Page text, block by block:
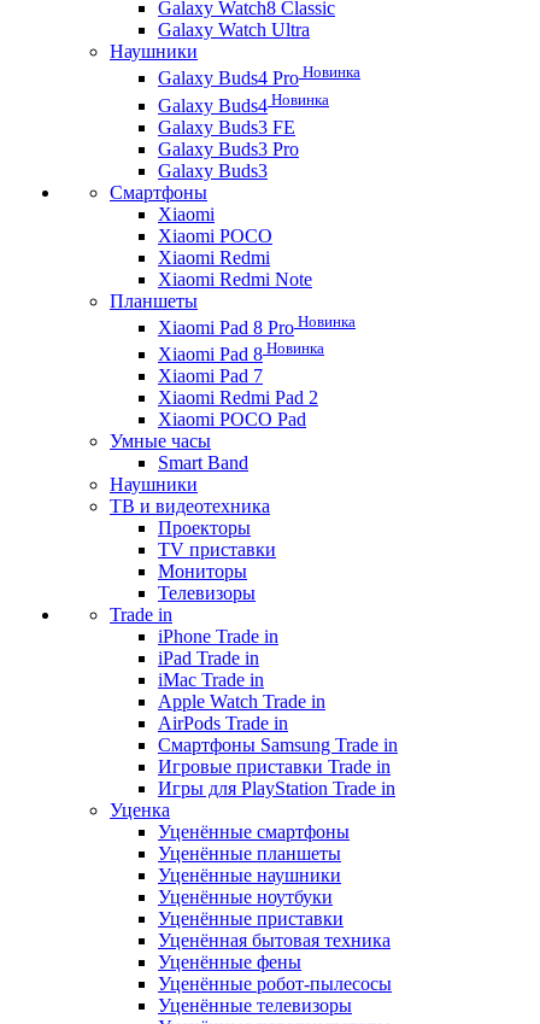
Galaxy Watch8 Classic
Galaxy Watch Ultra
Наушники
Galaxy Buds4 Pro Новинка
Galaxy Buds4 Новинка
Galaxy Buds3 FE
Galaxy Buds3 Pro
Galaxy Buds3
Смартфоны
Xiaomi
Xiaomi POCO
Xiaomi Redmi
Xiaomi Redmi Note
Планшеты
Xiaomi Pad 8 Pro Новинка
Xiaomi Pad 8 Новинка
Xiaomi Pad 7
Xiaomi Redmi Pad 2
Xiaomi POCO Pad
Умные часы
Smart Band
Наушники
ТВ и видеотехника
Проекторы
TV приставки
Мониторы
Телевизоры
Trade in
iPhone Trade in
iPad Trade in
iMac Trade in
Apple Watch Trade in
AirPods Trade in
Смартфоны Samsung Trade in
Игровые приставки Trade in
Игры для PlayStation Trade in
Уценка
Уценённые смартфоны
Уценённые планшеты
Уценённые наушники
Уценённые ноутбуки
Уценённые приставки
Уценённая бытовая техника
Уценённые фены
Уценённые робот-пылесосы
Уценённые телевизоры